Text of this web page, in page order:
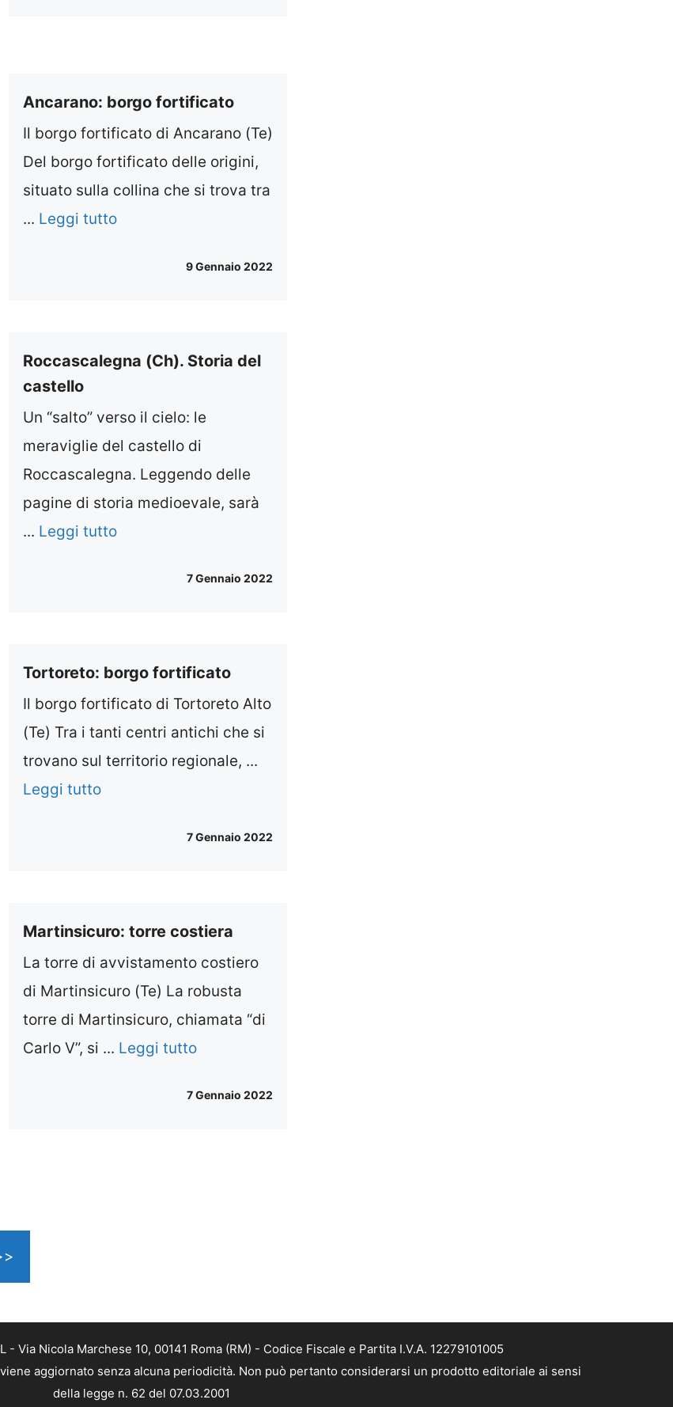
Ancarano: borgo fortificato
Il borgo fortificato di Ancarano (Te)
Del borgo fortificato delle origini,
situato sulla collina che si trova tra
... Leggi tutto
9 Gennaio 2022
Roccascalegna (Ch). Storia del
castello
Un “salto” verso il cielo: le
meraviglie del castello di
Roccascalegna. Leggendo delle
pagine di storia medioevale, sarà
... Leggi tutto
7 Gennaio 2022
Tortoreto: borgo fortificato
Il borgo fortificato di Tortoreto Alto
(Te) Tra i tanti centri antichi che si
trovano sul territorio regionale, ...
Leggi tutto
7 Gennaio 2022
Martinsicuro: torre costiera
La torre di avvistamento costiero
di Martinsicuro (Te) La robusta
torre di Martinsicuro, chiamata “di
Carlo V”, si ... Leggi tutto
7 Gennaio 2022
Via Nicola Marchese 10, 00141 Roma (RM) - Codice Fiscale e Partita I.V.A. 12279101005
aggiornato senza alcuna periodicità. Non può pertanto considerarsi un prodotto editoriale ai sensi
della legge n. 62 del 07.03.2001